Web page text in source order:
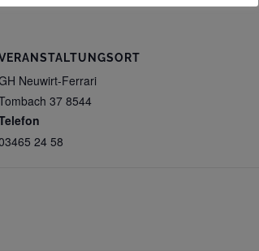
Neuwirt-Ferrari
37 8544
24 58